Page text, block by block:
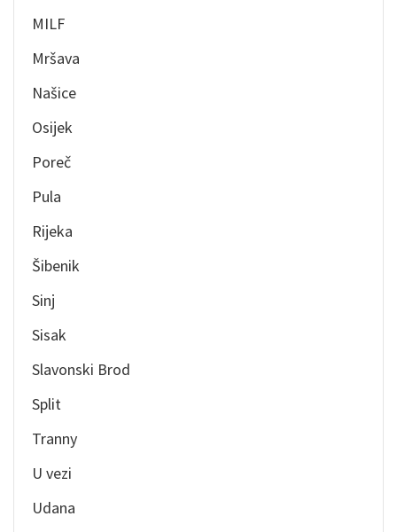
MILF
Mršava
Našice
Osijek
Poreč
Pula
Rijeka
Šibenik
Sinj
Sisak
Slavonski Brod
Split
Tranny
U vezi
Udana